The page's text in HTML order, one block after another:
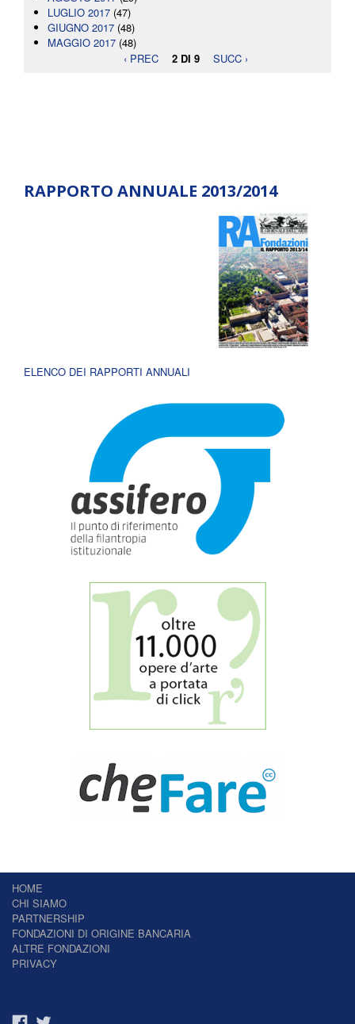
LUGLIO 2017 (47)
GIUGNO 2017 (48)
MAGGIO 2017 (48)
‹ PREC
2 DI 9 SUCC ›
RAPPORTO ANNUALE 2013/2014
ELENCO DEI RAPPORTI ANNUALI
HOME
CHI SIAMO
PARTNERSHIP
FONDAZIONI DI ORIGINE BANCARIA
ALTRE FONDAZIONI
PRIVACY